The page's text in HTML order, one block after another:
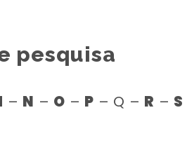
pesquisa
– N – O – P – Q – R – S